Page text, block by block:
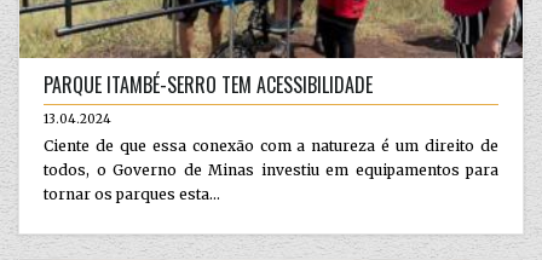
PARQUE ITAMBÉ-SERRO TEM ACESSIBILIDADE
13.04.2024
Ciente de que essa conexão com a natureza é um direito de
todos, o Governo de Minas investiu em equipamentos para
tornar os parques esta...